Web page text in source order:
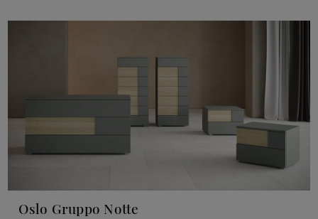
Oslo Gruppo Notte